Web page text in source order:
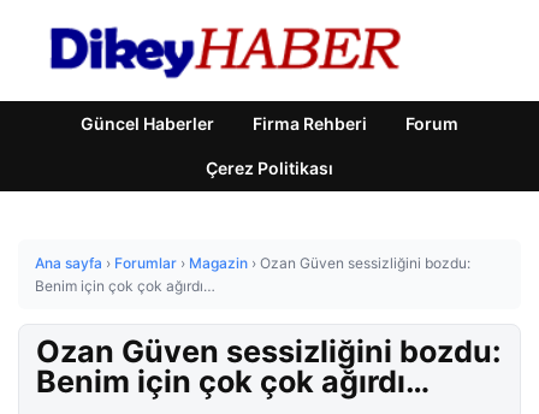
Güncel Haberler Firma Rehberi Forum
Çerez Politikası
Ana sayfa › Forumlar › Magazin › Ozan Güven sessizliğini bozdu:
Benim için çok çok ağırdı…
Ozan Güven sessizliğini bozdu:
Benim için çok çok ağırdı…